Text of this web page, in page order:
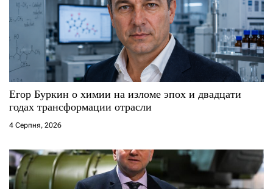
Егор Буркин о химии на изломе эпох и двадцати
годах трансформации отрасли
4 Серпня, 2026